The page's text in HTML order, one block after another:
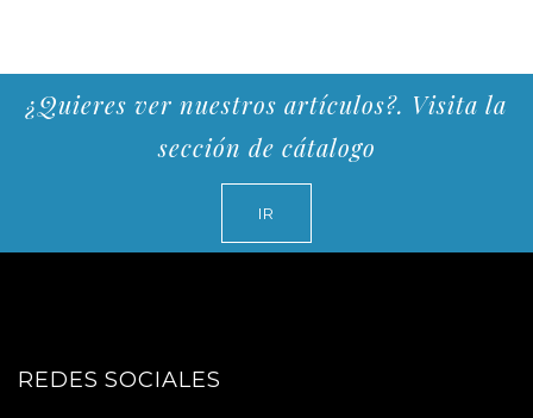
¿Quieres ver nuestros artículos?. Visita la
sección de cátalogo
IR
REDES SOCIALES